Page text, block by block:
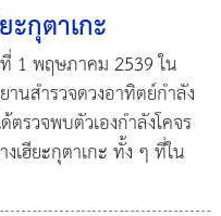
กุตาเกะ
1 พฤษภาคม 2539 ใน
นสำรวจดวงอาทิตย์กำลัง
ตรวจพบตัวเองกำลังโคจร
เฮียะกุตาเกะ ทั้ง ๆ ที่ใน